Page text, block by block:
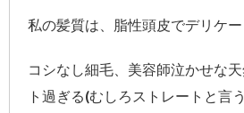
私の髪質は、脂性頭皮でデリケー
コシなし細毛、美容師泣かせな
ト過ぎる(むしろストレートと言